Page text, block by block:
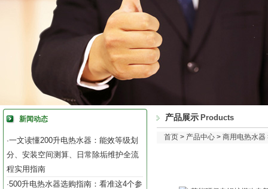
新闻动态
·一文读懂200升电热水器：能效等级划
分、安装空间测算、日常除垢维护全流
程实用指南
·500升电热水器选购指南：看准这4个参
产品展示 Products
首页 > 产品中心 > 商用电热水器